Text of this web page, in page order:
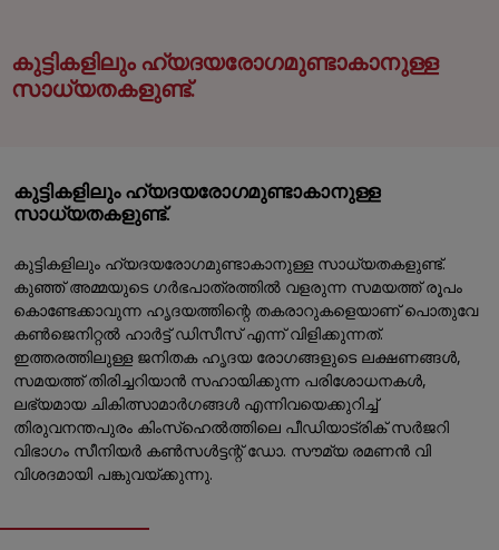
കുട്ടികളിലും ഹ്യദയരോഗമുണ്ടാകാനുള്ള
സാധ്യതകളുണ്ട്.
കുട്ടികളിലും ഹ്യദയരോഗമുണ്ടാകാനുള്ള
സാധ്യതകളുണ്ട്.
കുട്ടികളിലും ഹ്യദയരോഗമുണ്ടാകാനുള്ള സാധ്യതകളുണ്ട്.
കുഞ്ഞ് അമ്മയുടെ ഗർഭപാത്രത്തിൽ വളരുന്ന സമയത്ത് രൂപം
കൊണ്ടേക്കാവുന്ന ഹൃദയത്തിന്റെ തകരാറുകളെയാണ് പൊതുവേ
കൺജെനിറ്റൽ ഹാർട്ട് ഡിസീസ് എന്ന് വിളിക്കുന്നത്.
ഇത്തരത്തിലുള്ള ജനിതക ഹൃദയ രോഗങ്ങളുടെ ലക്ഷണങ്ങൾ,
സമയത്ത് തിരിച്ചറിയാൻ സഹായിക്കുന്ന പരിശോധനകൾ,
ലഭ്യമായ ചികിത്സാമാർഗങ്ങൾ എന്നിവയെക്കുറിച്ച്
തിരുവനന്തപുരം കിംസ്ഹെൽത്തിലെ പീഡിയാട്രിക് സർജറി
വിഭാഗം സീനിയർ കൺസൾട്ടന്റ് ഡോ. സൗമ്യ രമണൻ വി
വിശദമായി പങ്കുവയ്ക്കുന്നു.